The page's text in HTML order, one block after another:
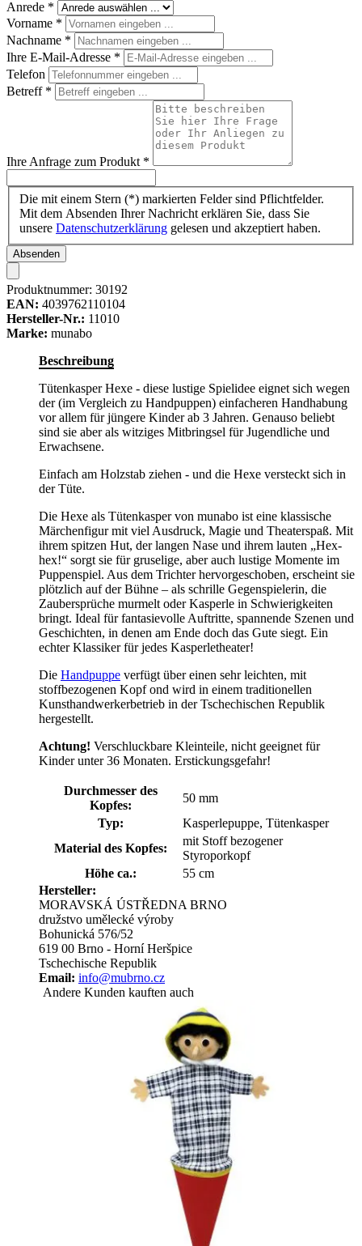
Anrede *
Vorname *
Nachname *
Ihre E-Mail-Adresse *
Telefon
Betreff *
Ihre Anfrage zum Produkt *
Die mit einem Stern (*) markierten Felder sind Pflichtfelder.
Mit dem Absenden Ihrer Nachricht erklären Sie, dass Sie
unsere Datenschutzerklärung gelesen und akzeptiert haben.
Absenden
Produktnummer: 30192
EAN: 4039762110104
Hersteller-Nr.: 11010
Marke: munabo
Beschreibung
Tütenkasper Hexe - diese lustige Spielidee eignet sich wegen
der (im Vergleich zu Handpuppen) einfacheren Handhabung
vor allem für jüngere Kinder ab 3 Jahren. Genauso beliebt
sind sie aber als witziges Mitbringsel für Jugendliche und
Erwachsene.
Einfach am Holzstab ziehen - und die Hexe versteckt sich in
der Tüte.
Die Hexe als Tütenkasper von munabo ist eine klassische
Märchenfigur mit viel Ausdruck, Magie und Theaterspaß. Mit
ihrem spitzen Hut, der langen Nase und ihrem lauten „Hex-
hex!“ sorgt sie für gruselige, aber auch lustige Momente im
Puppenspiel. Aus dem Trichter hervorgeschoben, erscheint sie
plötzlich auf der Bühne – als schrille Gegenspielerin, die
Zaubersprüche murmelt oder Kasperle in Schwierigkeiten
bringt. Ideal für fantasievolle Auftritte, spannende Szenen und
Geschichten, in denen am Ende doch das Gute siegt. Ein
echter Klassiker für jedes Kasperletheater!
Die Handpuppe verfügt über einen sehr leichten, mit
stoffbezogenen Kopf ond wird in einem traditionellen
Kunsthandwerkerbetrieb in der Tschechischen Republik
hergestellt.
Achtung! Verschluckbare Kleinteile, nicht geeignet für
Kinder unter 36 Monaten. Erstickungsgefahr!
Durchmesser des
Kopfes:
50 mm
Typ:
Kasperlepuppe, Tütenkasper
Material des Kopfes:
mit Stoff bezogener
Styroporkopf
Höhe ca.:
55 cm
Hersteller:
MORAVSKÁ ÚSTŘEDNA BRNO
družstvo umělecké výroby
Bohunická 576/52
619 00 Brno - Horní Heršpice
Tschechische Republik
Email: info@mubrno.cz
Andere Kunden kauften auch